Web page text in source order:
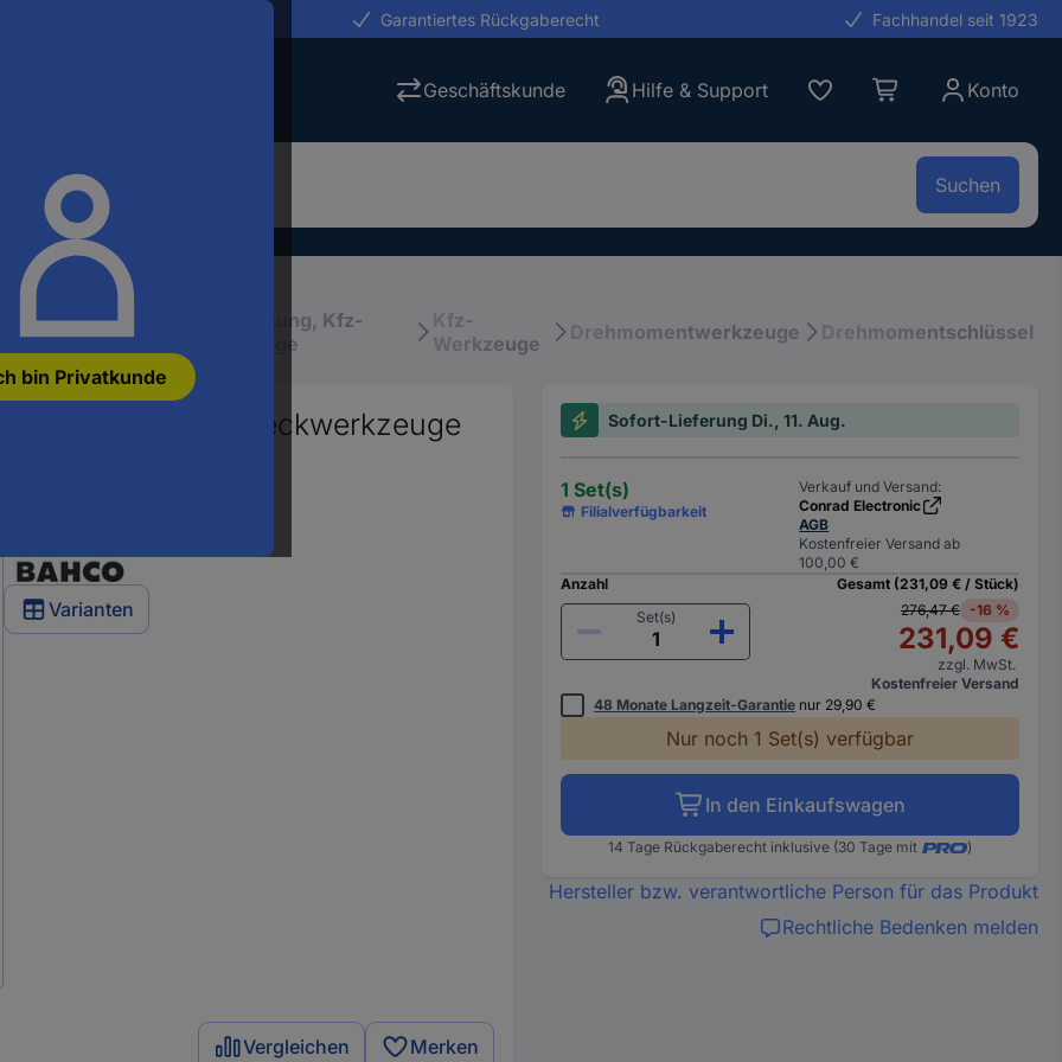
bin Privatkunde
Garantiertes Rückgaberecht Fachhandel seit 1923
Geschäftskunde Hilfe & Support Konto
Suchen
Wartung &
Kfz-Wartung, Kfz-
Werkzeuge
Kfz-
Werkzeuge
Drehmomentwerkzeuge Drehmomentschlüssel
Set für Einsteckwerkzeuge
Varianten
Vergleichen Merken
Sofort-Lieferung Di., 11. Aug.
1 Set(s)
Filialverfügbarkeit
Verkauf und Versand:
Conrad Electronic
AGB
Kostenfreier Versand ab
100,00 €
Anzahl
Set(s)
Gesamt (231,09 € / Stück)
276,47 €
-16 %
231,09 €
zzgl. MwSt.
Kostenfreier Versand
48 Monate Langzeit-Garantie nur 29,90 €
Nur noch 1 Set(s) verfügbar
In den Einkaufswagen
14 Tage Rückgaberecht inklusive (30 Tage mit )
Hersteller bzw. verantwortliche Person für das Produkt
Rechtliche Bedenken melden